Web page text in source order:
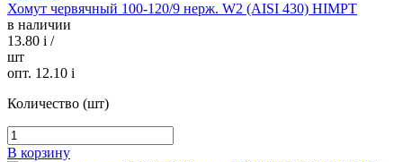
Хомут червячный 100-120/9 нерж. W2 (AISI 430) HIMPT
в наличии
13.80 i /
шт
опт. 12.10 i
Количество (шт)
В корзину